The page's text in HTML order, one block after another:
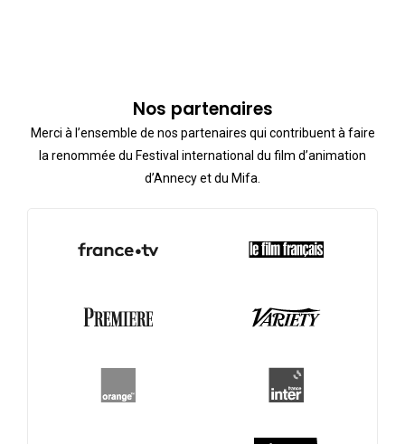
Nos partenaires
Merci à l’ensemble de nos partenaires qui contribuent à faire
la renommée du Festival international du film d’animation
d’Annecy et du Mifa.